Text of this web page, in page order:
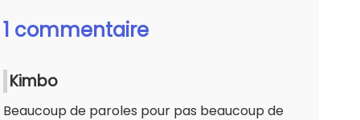
1 commentaire
Kimbo
Beaucoup de paroles pour pas beaucoup de